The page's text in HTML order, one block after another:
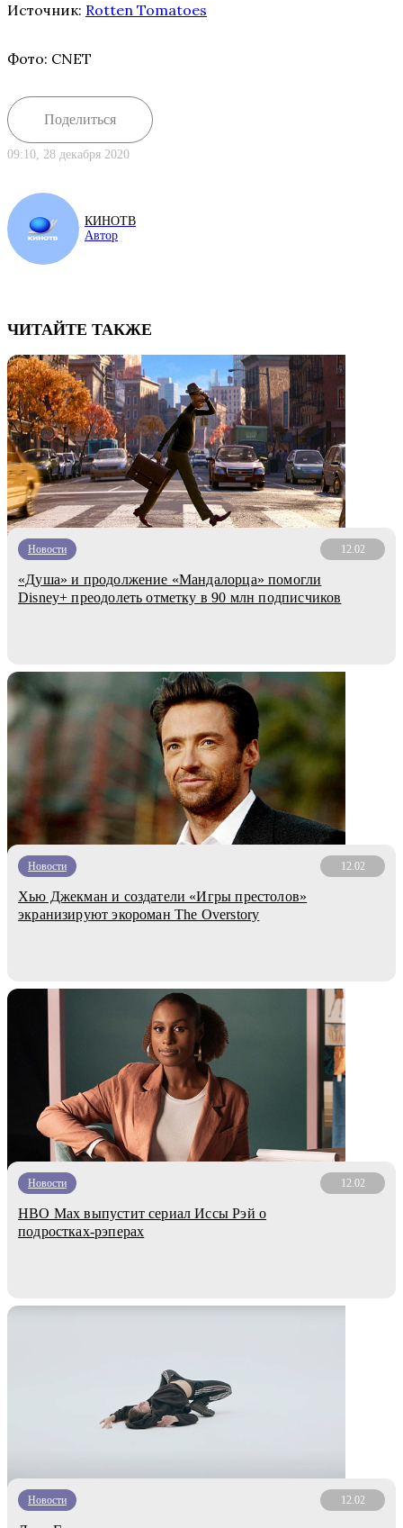
Источник: Rotten Tomatoes
Фото: CNET
Поделиться
09:10, 28 декабря 2020
КИНОТВ
Автор
ЧИТАЙТЕ ТАКЖЕ
Новости 12.02
«Душа» и продолжение «Мандалорца» помогли
Disney+ преодолеть отметку в 90 млн подписчиков
Новости 12.02
Хью Джекман и создатели «Игры престолов»
экранизируют экороман The Overstory
Новости 12.02
HBO Max выпустит сериал Иссы Рэй о
подростках-рэперах
Новости 12.02